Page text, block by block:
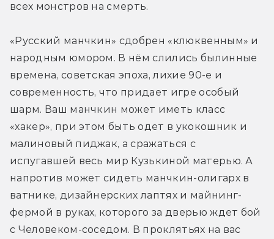
всех монстров на смерть.
«Русский манчкин» сдобрен «клюквенным» и
народным юмором. В нём слились былинные
времена, советская эпоха, лихие 90-е и
современность, что придает игре особый
шарм. Ваш манчкин может иметь класс
«хакер», при этом быть одет в укокошник и
малиновый пиджак, а сражаться с
испугавшей весь мир Кузькиной матерью. А
напротив может сидеть манчкин-олигарх в
ватнике, дизайнерских лаптях и майнинг-
фермой в руках, которого за дверью ждет бой
с Человеком-соседом. В проклятьях на вас